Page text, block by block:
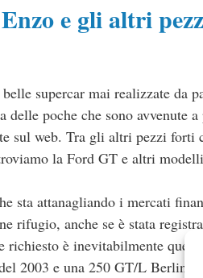
e gli altri
supercar mai realizzate da
delle poche che sono avvenute
sul web. Tra gli altri pezzi forti
la Ford GT e altri
sta attanagliando i mercati
rifugio, anche se è stata
richiesto è inevitabilmente
2003 e una 250 GT/L